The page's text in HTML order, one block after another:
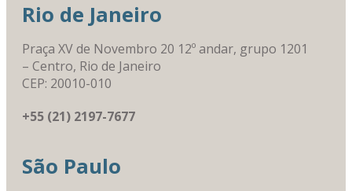
Rio de Janeiro
Praça XV de Novembro 20 12º andar, grupo 1201
– Centro, Rio de Janeiro
CEP: 20010-010
+55 (21) 2197-7677
São Paulo